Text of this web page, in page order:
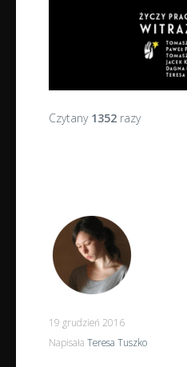
Czytany 1352razy
19 grudzień 2016
Napisała Teresa Tuszko